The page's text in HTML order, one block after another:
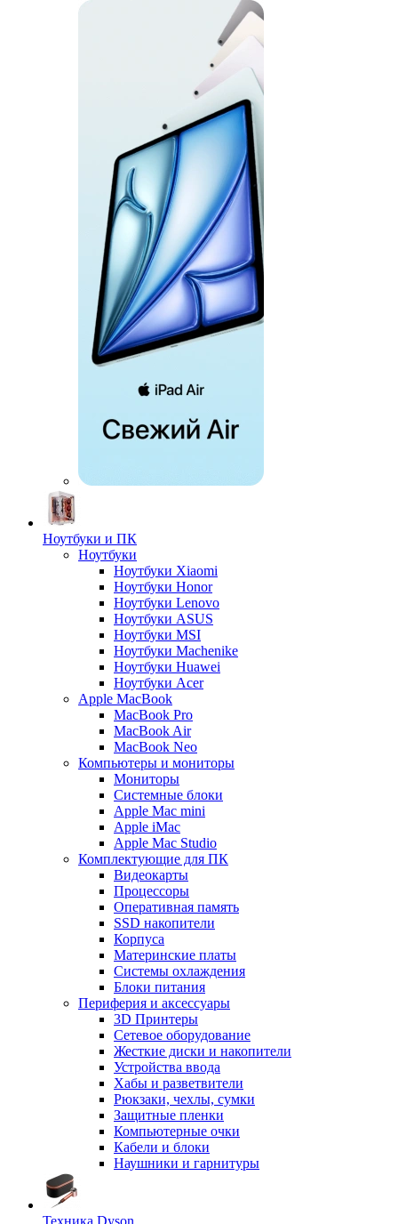
Ноутбуки и ПК
Ноутбуки
Ноутбуки Xiaomi
Ноутбуки Honor
Ноутбуки Lenovo
Ноутбуки ASUS
Ноутбуки MSI
Ноутбуки Machenike
Ноутбуки Huawei
Ноутбуки Acer
Apple MacBook
MacBook Pro
MacBook Air
MacBook Neo
Компьютеры и мониторы
Мониторы
Системные блоки
Apple Mac mini
Apple iMac
Apple Mac Studio
Комплектующие для ПК
Видеокарты
Процессоры
Оперативная память
SSD накопители
Корпуса
Материнские платы
Системы охлаждения
Блоки питания
Периферия и аксессуары
3D Принтеры
Сетевое оборудование
Жесткие диски и накопители
Устройства ввода
Хабы и разветвители
Рюкзаки, чехлы, сумки
Защитные пленки
Компьютерные очки
Кабели и блоки
Наушники и гарнитуры
Техника Dyson